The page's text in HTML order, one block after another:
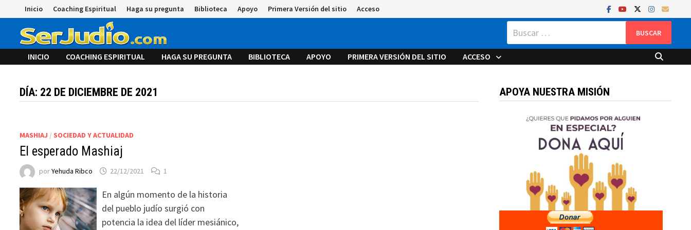
al
contenido
Inicio Coaching Espiritual Haga su pregunta Biblioteca Apoyo Primera Versión del sitio Acceso
Buscar:
INICIO COACHING ESPIRITUAL HAGA SU PREGUNTA BIBLIOTECA APOYO PRIMERA VERSIÓN DEL SITIO ACCESO
DÍA: 22 DE DICIEMBRE DE 2021
MASHIAJ / SOCIEDAD Y ACTUALIDAD
El esperado Mashiaj
porYehuda Ribco 22/12/2021 1
En algún momento de la historia
del pueblo judío surgió con
potencia la idea del líder mesiánico,
APOYA NUESTRA MISIÓN